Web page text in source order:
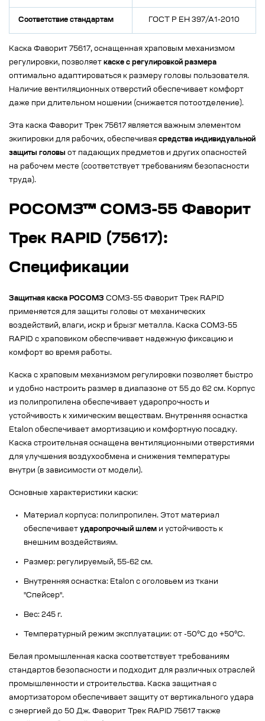
Соответствие стандартам ГОСТ Р ЕН 397/А1-2010
Каска Фаворит 75617, оснащенная храповым механизмом
регулировки, позволяет каске с регулировкой размера
оптимально адаптироваться к размеру головы пользователя.
Наличие вентиляционных отверстий обеспечивает комфорт
даже при длительном ношении (снижается потоотделение).
Эта каска Фаворит Трек 75617 является важным элементом
экипировки для рабочих, обеспечивая средства индивидуальной
защиты головы от падающих предметов и других опасностей
на рабочем месте (соответствует требованиям безопасности
труда).
РОСОМЗ™ СОМЗ-55 Фаворит
Трек RAPID (75617):
Спецификации
Защитная каска РОСОМЗ СОМЗ-55 Фаворит Трек RAPID
применяется для защиты головы от механических
воздействий, влаги, искр и брызг металла. Каска СОМЗ-55
RAPID с храповиком обеспечивает надежную фиксацию и
комфорт во время работы.
Каска с храповым механизмом регулировки позволяет быстро
и удобно настроить размер в диапазоне от 55 до 62 см. Корпус
из полипропилена обеспечивает ударопрочность и
устойчивость к химическим веществам. Внутренняя оснастка
Etalon обеспечивает амортизацию и комфортную посадку.
Каска строительная оснащена вентиляционными отверстиями
для улучшения воздухообмена и снижения температуры
внутри (в зависимости от модели).
Основные характеристики каски:
Материал корпуса: полипропилен. Этот материал
обеспечивает ударопрочный шлем и устойчивость к
внешним воздействиям.
Размер: регулируемый, 55-62 см.
Внутренняя оснастка: Etalon с оголовьем из ткани
"Спейсер".
Вес: 245 г.
Температурный режим эксплуатации: от -50°C до +50°C.
Белая промышленная каска соответствует требованиям
стандартов безопасности и подходит для различных отраслей
промышленности и строительства. Каска защитная с
амортизатором обеспечивает защиту от вертикального удара
с энергией до 50 Дж. Фаворит Трек RAPID 75617 также